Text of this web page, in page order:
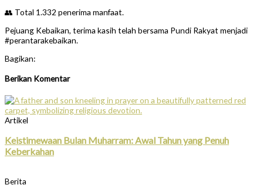
👥 Total 1.332 penerima manfaat.
Pejuang Kebaikan, terima kasih telah bersama Pundi Rakyat menjadi
#perantarakebaikan.
Bagikan:
Berikan Komentar
Artikel
Keistimewaan Bulan Muharram: Awal Tahun yang Penuh
Keberkahan
Berita